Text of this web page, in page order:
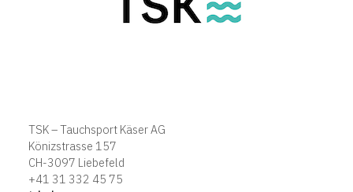
TSK – Tauchsport Käser AG
Könizstrasse 157
CH-3097 Liebefeld
+41 31 332 45 75